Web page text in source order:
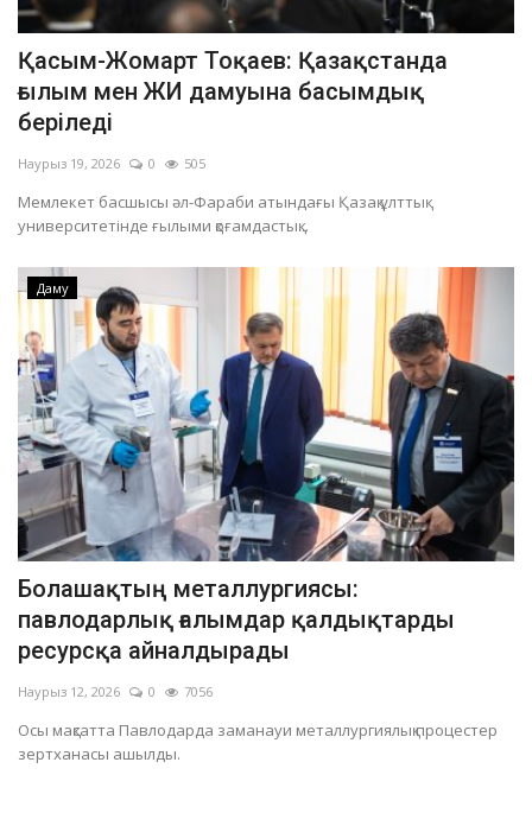
Қасым-Жомарт Тоқаев: Қазақстанда
ғылым мен ЖИ дамуына басымдық
беріледі
Наурыз 19, 2026 0 505
Мемлекет басшысы әл-Фараби атындағы Қазақ ұлттық
университетінде ғылыми қоғамдастық...
Даму
Болашақтың металлургиясы:
павлодарлық ғалымдар қалдықтарды
ресурсқа айналдырады
Наурыз 12, 2026 0 7056
Осы мақсатта Павлодарда заманауи металлургиялық процестер
зертханасы ашылды.